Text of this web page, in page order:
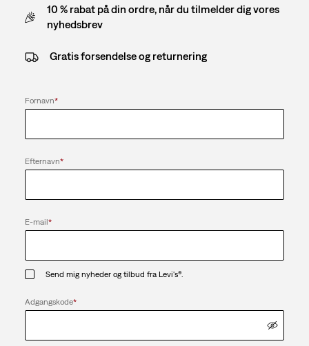
10 % rabat på din ordre, når du tilmelder dig vores
nyhedsbrev
Gratis forsendelse og returnering
Fornavn*
Efternavn*
E-mail*
Send mig nyheder og tilbud fra Levi's®.
Adgangskode*